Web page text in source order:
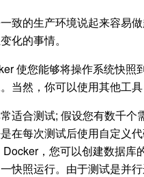
致的生产环境说起来容易
化的事情。
使您能够将操作系统快照
当然，你可以使用其他工
适合测试; 假设您有数千个
在每次测试后使用自定义
Docker，您可以创建数据库
快照运行。由于测试是并